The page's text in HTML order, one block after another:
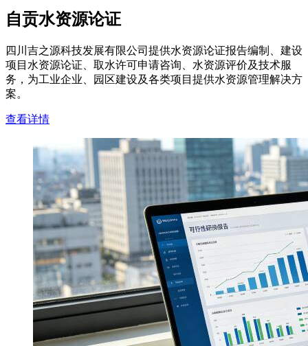
自贡水资源论证
四川吉之源科技发展有限公司提供水资源论证报告编制、建设
项目水资源论证、取水许可申请咨询、水资源评价及技术服
务，为工业企业、园区建设及各类项目提供水资源管理解决方
案。
查看详情